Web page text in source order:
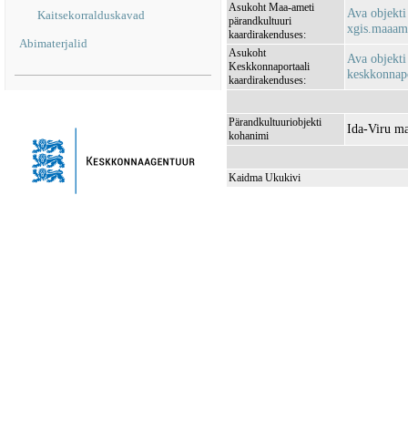
Kaitsekorralduskavad
Abimaterjalid
Asukoht Maa-ameti
pärandkultuuri
kaardirakenduses:
Ava
Asukoht
Keskkonnaportaali
kaardirakenduses:
Ava objekti
Pärandkultuuriobjekti
kohanimi
Ida-Viru
Kaidma Ukukivi